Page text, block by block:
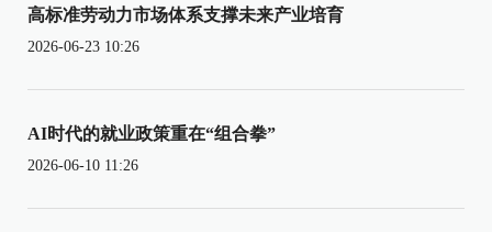
高标准劳动力市场体系支撑未来产业培育
2026-06-23 10:26
AI时代的就业政策重在“组合拳”
2026-06-10 11:26